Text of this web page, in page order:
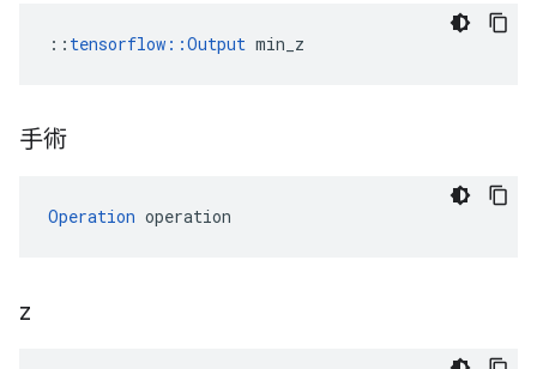
:: tensorflow::Output min_z
手術
Operation operation
z